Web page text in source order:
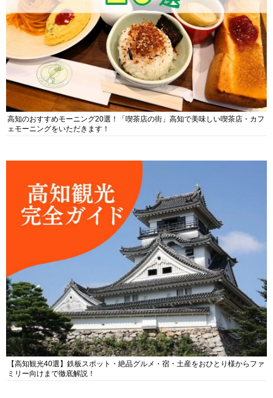
高知のおすすめモーニング20選！「喫茶店の街」高知で美味しい喫茶店・カフ
ェモーニングをいただきます！
【高知観光40選】鉄板スポット・絶品グルメ・宿・土産をおひとり様からファ
ミリー向けまで徹底解説！